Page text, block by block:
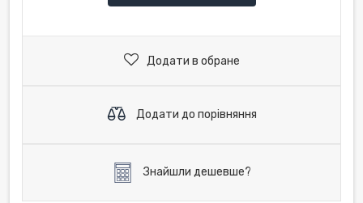
Додати в обране
Додати до порівняння
Знайшли дешевше?